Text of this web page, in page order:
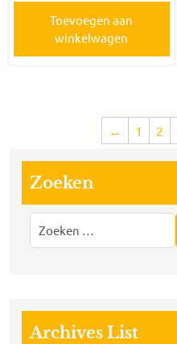
Toevoegen aan
winkelwagen
← 1 2
Zoeken
Archives List